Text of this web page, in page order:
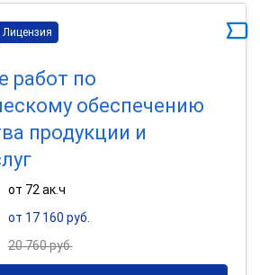
Лицензия
работ по
обеспечению
продукции и
от 72 ак.ч
от 17 160 руб.
20 760 руб.